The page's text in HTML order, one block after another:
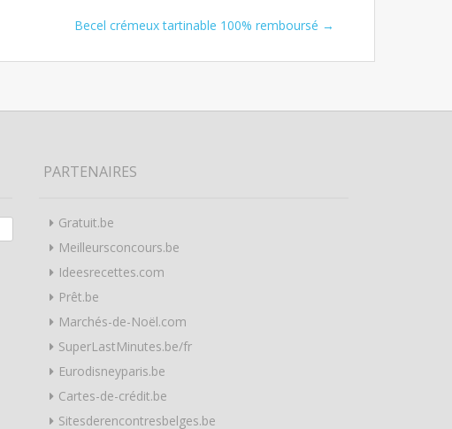
Becel crémeux tartinable 100% remboursé →
PARTENAIRES
Gratuit.be
Meilleursconcours.be
Ideesrecettes.com
Prêt.be
Marchés-de-Noël.com
SuperLastMinutes.be/fr
Eurodisneyparis.be
Cartes-de-crédit.be
Sitesderencontresbelges.be